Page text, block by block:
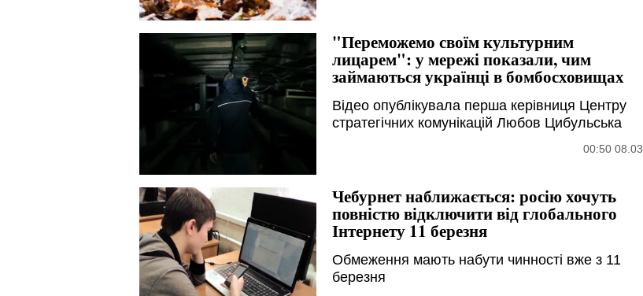
"Переможемо своїм культурним
лицарем": у мережі показали, чим
займаються українці в бомбосховищах
Відео опублікувала перша керівниця Центру
стратегічних комунікацій Любов Цибульська
00:50 08.03
Чебурнет наближається: росію хочуть
повністю відключити від глобального
Інтернету 11 березня
Обмеження мають набути чинності вже з 11
березня